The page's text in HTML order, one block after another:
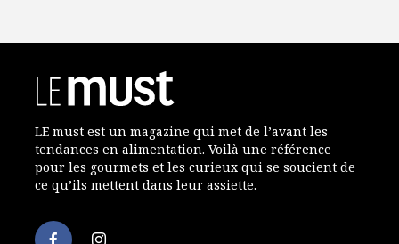
LE must est un magazine qui met de l’avant les
tendances en alimentation. Voilà une référence
pour les gourmets et les curieux qui se soucient de
ce qu’ils mettent dans leur assiette.